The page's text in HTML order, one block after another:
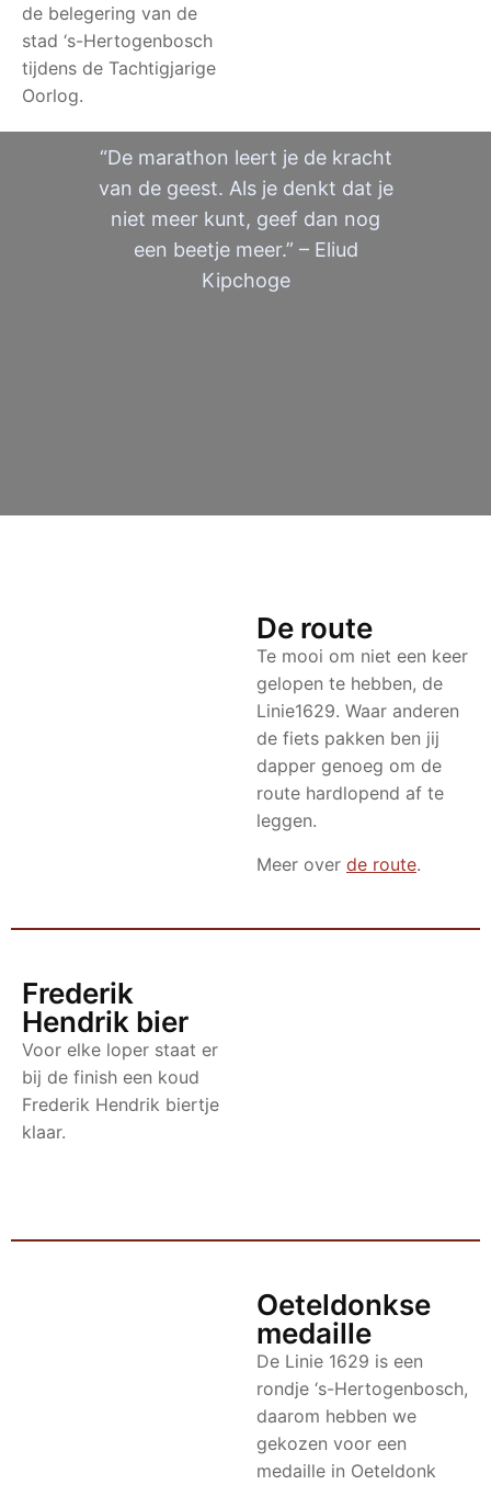
de belegering van de
stad ‘s-Hertogenbosch
tijdens de Tachtigjarige
Oorlog.
“De marathon leert je de kracht
van de geest. Als je denkt dat je
niet meer kunt, geef dan nog
een beetje meer.” – Eliud
Kipchoge
De route
Te mooi om niet een keer
gelopen te hebben, de
Linie1629. Waar anderen
de fiets pakken ben jij
dapper genoeg om de
route hardlopend af te
leggen.
Meer over de route.
Frederik
Hendrik bier
Voor elke loper staat er
bij de finish een koud
Frederik Hendrik biertje
klaar.
Oeteldonkse
medaille
De Linie 1629 is een
rondje ‘s-Hertogenbosch,
daarom hebben we
gekozen voor een
medaille in Oeteldonk